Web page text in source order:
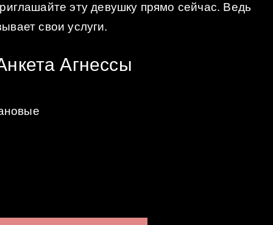
эту девушку прямо сейчас. Ведь
свои услуги.
Агнессы